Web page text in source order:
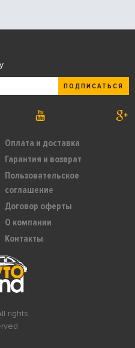
rights
Оплата и доставка
Гарантия и возврат
Пользовательское
соглашение
Договор оферты
О компании
Контакты
ПОДПИСАТЬСЯ